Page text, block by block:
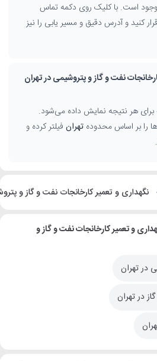
است. با کلیک روی دکمه تماس
کنید و آدرس دقیق و مسیر یابی را نیز
نفت و گاز و پتروشیمی در تهران
هر نتیجه نمایش داده می‌شود.
را بر اساس محدودهتهران فیلتر کرده و
نگهداری و تعمیر کارخانجات نفت و گاز و
و تعمیر کارخانجات نفت و گاز و
در تهران
در تهران